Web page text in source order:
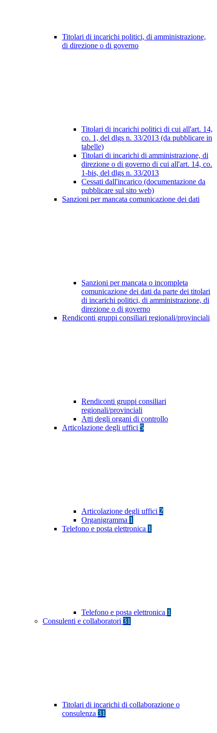
Titolari di incarichi politici, di amministrazione,
di direzione o di governo
Titolari di incarichi politici di cui all'art. 14,
co. 1, del dlgs n. 33/2013 (da pubblicare in
tabelle)
Titolari di incarichi di amministrazione, di
direzione o di governo di cui all'art. 14, co.
1-bis, del dlgs n. 33/2013
Cessati dall'incarico (documentazione da
pubblicare sul sito web)
Sanzioni per mancata comunicazione dei dati
Sanzioni per mancata o incompleta
comunicazione dei dati da parte dei titolari
di incarichi politici, di amministrazione, di
direzione o di governo
Rendiconti gruppi consiliari regionali/provinciali
Rendiconti gruppi consiliari
regionali/provinciali
Atti degli organi di controllo
Articolazione degli uffici 5
Articolazione degli uffici 2
Organigramma 1
Telefono e posta elettronica 1
Telefono e posta elettronica 1
Consulenti e collaboratori 31
Titolari di incarichi di collaborazione o
consulenza 31